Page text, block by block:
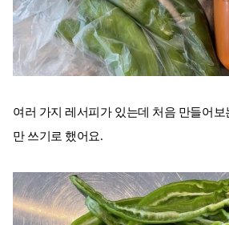
여러 가지 레서피가 있는데 처음 만들어
만 쓰기로 했어요.